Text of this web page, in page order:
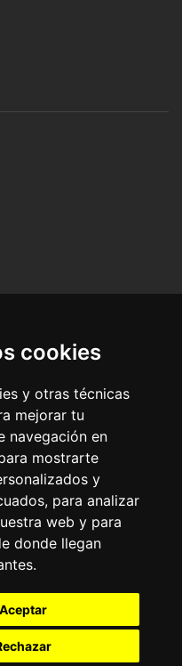
cookies
y otras técnicas
mejorar tu
navegación en
mostrarte
y
para analizar
web y para
donde llegan
Aceptar